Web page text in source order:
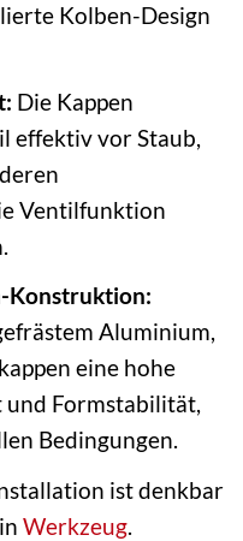
Kolben-Design
Die Kappen
effektiv vor Staub,
Ventilfunktion
Konstruktion:
Aluminium,
eine hohe
Formstabilität,
Bedingungen.
ist denkbar
Werkzeug.